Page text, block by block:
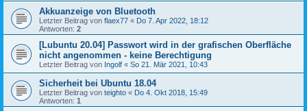
Akkuanzeige von Bluetooth
Letzter Beitrag von flaex77 « Do 7. Apr 2022, 18:12
Antworten: 2
[Lubuntu 20.04] Passwort wird in der grafischen Oberfläche
nicht angenommen - keine Berechtigung
Letzter Beitrag von Ingolf « So 21. Mär 2021, 10:43
Sicherheit bei Ubuntu 18.04
Letzter Beitrag von teighto « Do 4. Okt 2018, 15:49
Antworten: 1